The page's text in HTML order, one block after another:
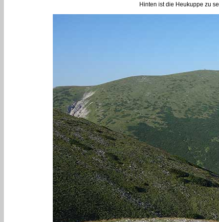
Hinten ist die Heukuppe zu